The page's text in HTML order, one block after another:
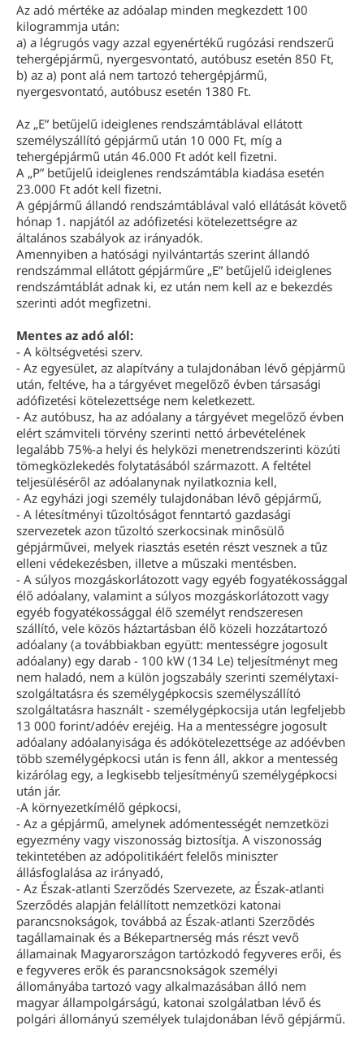
Az adó mértéke az adóalap minden megkezdett 100
kilogrammja után:
a) a légrugós vagy azzal egyenértékű rugózási rendszerű
tehergépjármű, nyergesvontató, autóbusz esetén 850 Ft,
b) az a) pont alá nem tartozó tehergépjármű,
nyergesvontató, autóbusz esetén 1380 Ft.
Az „E” betűjelű ideiglenes rendszámtáblával ellátott
személyszállító gépjármű után 10 000 Ft, míg a
tehergépjármű után 46.000 Ft adót kell fizetni.
A „P” betűjelű ideiglenes rendszámtábla kiadása esetén
23.000 Ft adót kell fizetni.
A gépjármű állandó rendszámtáblával való ellátását követő
hónap 1. napjától az adófizetési kötelezettségre az
általános szabályok az irányadók.
Amennyiben a hatósági nyilvántartás szerint állandó
rendszámmal ellátott gépjárműre „E” betűjelű ideiglenes
rendszámtáblát adnak ki, ez után nem kell az e bekezdés
szerinti adót megfizetni.
Mentes az adó alól:
- A költségvetési szerv.
- Az egyesület, az alapítvány a tulajdonában lévő gépjármű
után, feltéve, ha a tárgyévet megelőző évben társasági
adófizetési kötelezettsége nem keletkezett.
- Az autóbusz, ha az adóalany a tárgyévet megelőző évben
elért számviteli törvény szerinti nettó árbevételének
legalább 75%-a helyi és helyközi menetrendszerinti közúti
tömegközlekedés folytatásából származott. A feltétel
teljesüléséről az adóalanynak nyilatkoznia kell,
- Az egyházi jogi személy tulajdonában lévő gépjármű,
- A létesítményi tűzoltóságot fenntartó gazdasági
szervezetek azon tűzoltó szerkocsinak minősülő
gépjárművei, melyek riasztás esetén részt vesznek a tűz
elleni védekezésben, illetve a műszaki mentésben.
- A súlyos mozgáskorlátozott vagy egyéb fogyatékossággal
élő adóalany, valamint a súlyos mozgáskorlátozott vagy
egyéb fogyatékossággal élő személyt rendszeresen
szállító, vele közös háztartásban élő közeli hozzátartozó
adóalany (a továbbiakban együtt: mentességre jogosult
adóalany) egy darab - 100 kW (134 Le) teljesítményt meg
nem haladó, nem a külön jogszabály szerinti személytaxi-
szolgáltatásra és személygépkocsis személyszállító
szolgáltatásra használt - személygépkocsija után legfeljebb
13 000 forint/adóév erejéig. Ha a mentességre jogosult
adóalany adóalanyisága és adókötelezettsége az adóévben
több személygépkocsi után is fenn áll, akkor a mentesség
kizárólag egy, a legkisebb teljesítményű személygépkocsi
után jár.
-A környezetkímélő gépkocsi,
- Az a gépjármű, amelynek adómentességét nemzetközi
egyezmény vagy viszonosság biztosítja. A viszonosság
tekintetében az adópolitikáért felelős miniszter
állásfoglalása az irányadó,
- Az Észak-atlanti Szerződés Szervezete, az Észak-atlanti
Szerződés alapján felállított nemzetközi katonai
parancsnokságok, továbbá az Észak-atlanti Szerződés
tagállamainak és a Békepartnerség más részt vevő
államainak Magyarországon tartózkodó fegyveres erői, és
e fegyveres erők és parancsnokságok személyi
állományába tartozó vagy alkalmazásában álló nem
magyar állampolgárságú, katonai szolgálatban lévő és
polgári állományú személyek tulajdonában lévő gépjármű.